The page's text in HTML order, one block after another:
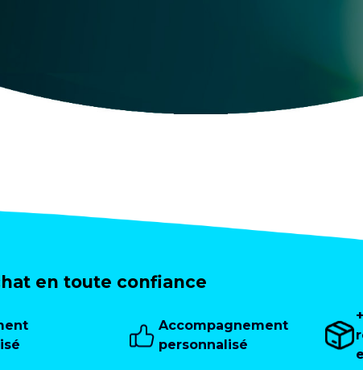
en toute confiance
Accompagnement
personnalisé